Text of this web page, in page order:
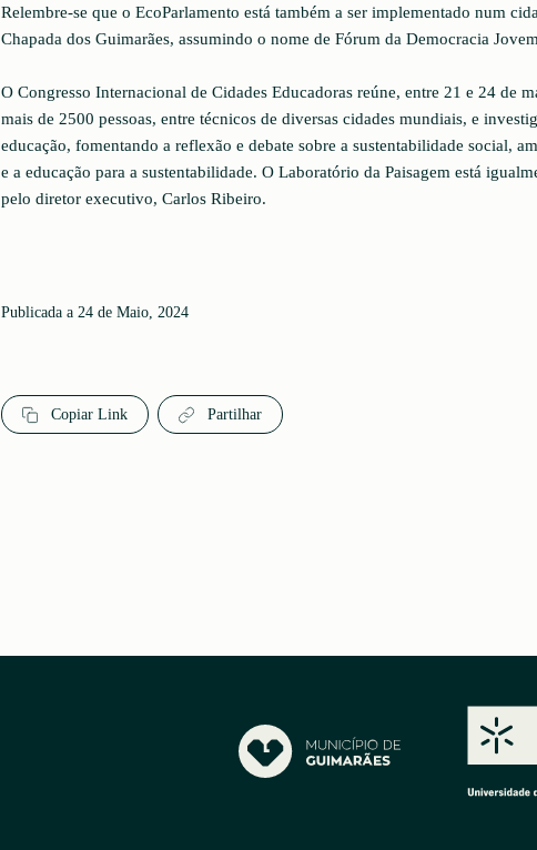
Relembre-se que o EcoParlamento está também a ser implementado num
Chapada dos Guimarães, assumindo o nome de Fórum da Democracia
O Congresso Internacional de Cidades Educadoras reúne, entre 21 e 24 de
mais de 2500 pessoas, entre técnicos de diversas cidades mundiais, e
educação, fomentando a reflexão e debate sobre a sustentabilidade social,
e a educação para a sustentabilidade. O Laboratório da Paisagem está
pelo diretor executivo, Carlos Ribeiro.
Publicada a 24 de Maio, 2024
Copiar Link Partilhar